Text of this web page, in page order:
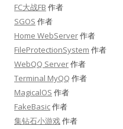
FC大战FB 作者
SGOS 作者
Home WebServer作者
FileProtectionSystem 作者
WebQQ Server作者
Terminal MyQQ 作者
MagicalOS 作者
FakeBasic作者
集钻石小游戏作者